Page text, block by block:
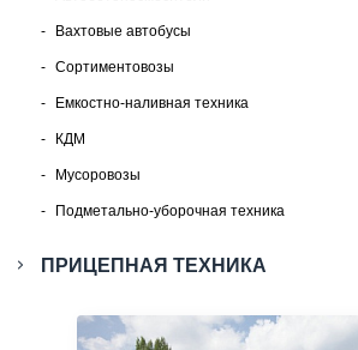
Вахтовые автобусы
Сортиментовозы
Емкостно-наливная техника
КДМ
Мусоровозы
Подметально-уборочная техника
ПРИЦЕПНАЯ ТЕХНИКА